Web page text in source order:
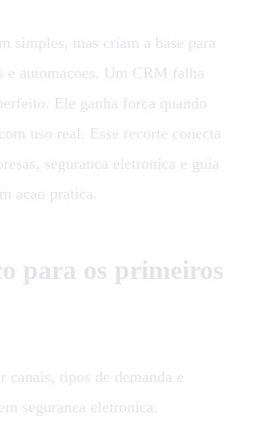
simples, mas criam a base para
e automacoes. Um CRM falha
Ele ganha forca quando
uso real. Esse recorte conecta
seguranca eletronica e guia
acao pratica.
para os primeiros
canais, tipos de demanda e
seguranca eletronica.